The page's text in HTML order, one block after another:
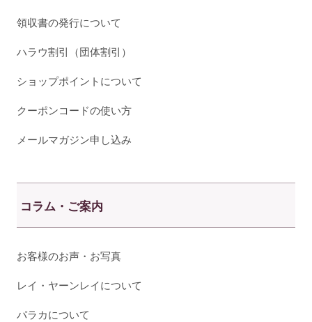
領収書の発行について
ハラウ割引（団体割引）
ショップポイントについて
クーポンコードの使い方
メールマガジン申し込み
コラム・ご案内
お客様のお声・お写真
レイ・ヤーンレイについて
パラカについて